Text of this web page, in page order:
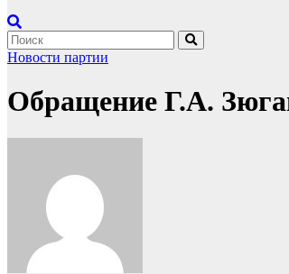
Новости партии
Обращение Г.А.